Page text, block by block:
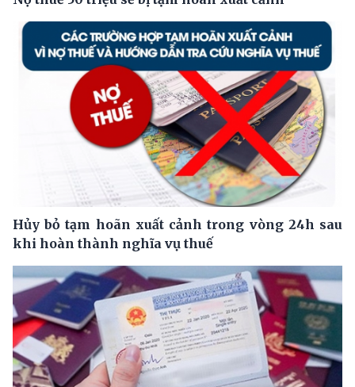
Hủy bỏ tạm hoãn xuất cảnh trong vòng 24h sau
khi hoàn thành nghĩa vụ thuế